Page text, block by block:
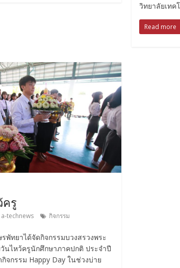
วิทยาลัยเทค
Read more
ครู
a-technews กิจกรรม
พัทยาได้จัดกิจกรรมบวงสรวงพระ
นไหว้ครูนักศึกษาภาคปกติ ประจำปี
จกรรม Happy Day ในช่วงบ่าย